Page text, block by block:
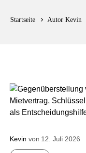
Startseite Autor Kevin
Kevin von 12. Juli 2026